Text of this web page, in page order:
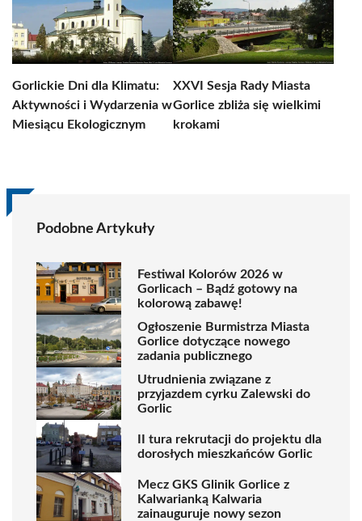
Gorlickie Dni dla Klimatu:
Aktywności i Wydarzenia w
Miesiącu Ekologicznym
XXVI Sesja Rady Miasta
Gorlice zbliża się wielkimi
krokami
Podobne Artykuły
Festiwal Kolorów 2026 w
Gorlicach – Bądź gotowy na
kolorową zabawę!
Ogłoszenie Burmistrza Miasta
Gorlice dotyczące nowego
zadania publicznego
Utrudnienia związane z
przyjazdem cyrku Zalewski do
Gorlic
II tura rekrutacji do projektu dla
dorosłych mieszkańców Gorlic
Mecz GKS Glinik Gorlice z
Kalwarianką Kalwaria
zainauguruje nowy sezon